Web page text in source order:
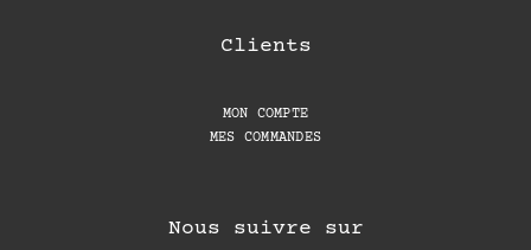
Clients
MON COMPTE
MES COMMANDES
Nous suivre sur